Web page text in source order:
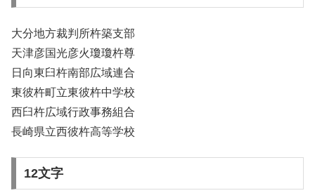
大分地方裁判所杵築支部
天津彦国光彦火瓊瓊杵尊
日向東臼杵南部広域連合
東彼杵町立東彼杵中学校
西臼杵広域行政事務組合
長崎県立西彼杵高等学校
12文字